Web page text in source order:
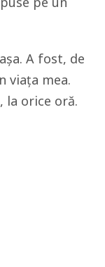
A fost, de
viața mea.
la orice oră.